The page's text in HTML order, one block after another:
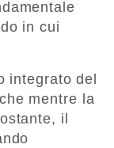
in cui
integrato del
mentre la
il